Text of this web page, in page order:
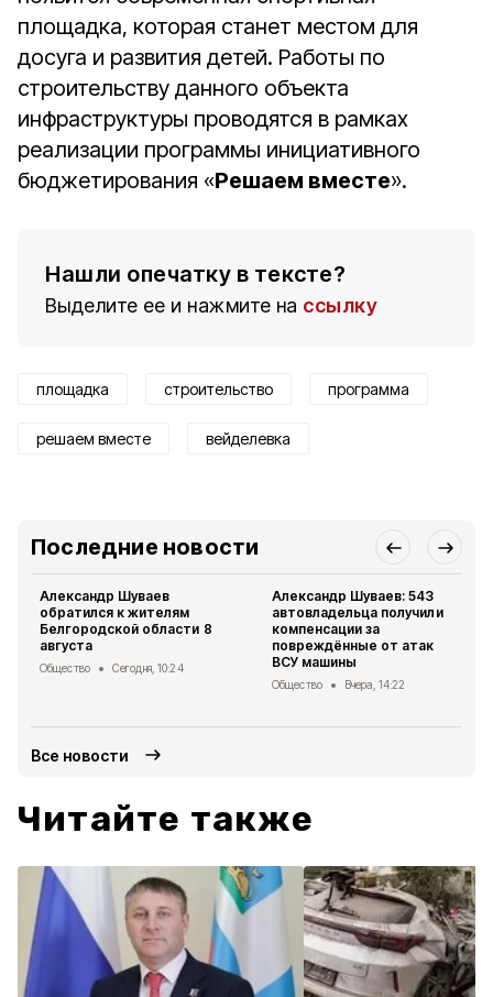
площадка, которая станет местом для
досуга и развития детей. Работы по
строительству данного объекта
инфраструктуры проводятся в рамках
реализации программы инициативного
бюджетирования «Решаем вместе».
Нашли опечатку в тексте?
Выделите ее и нажмите на ссылку
площадка строительство программа
решаем вместе вейделевка
Последние новости
Александр Шуваев
обратился к жителям
Белгородской области 8
августа
Общество Сегодня, 10:24
Александр Шуваев: 543
автовладельца получили
компенсации за
повреждённые от атак
ВСУ машины
Общество Вчера, 14:22
Все новости
Читайте также